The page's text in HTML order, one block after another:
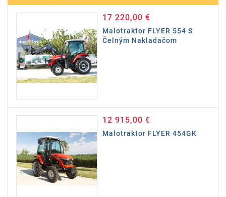
17 220,00 €Cena
Malotraktor FLYER 554 S
Čelným Nakladačom
12 915,00 €Cena
Malotraktor FLYER 454GK